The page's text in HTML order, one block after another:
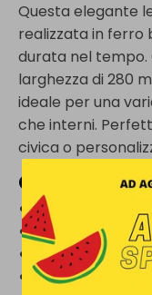
Questa elegante
realizzata in ferro
durata nel tempo.
larghezza di 280
ideale per una
che interni.
civica o
Materiale:
Altezza:150
Larghezza:
Spessore:
3 mm